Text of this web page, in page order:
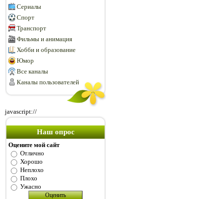
Сериалы
Спорт
Транспорт
Фильмы и анимация
Хобби и образование
Юмор
Все каналы
Каналы пользователей
javascript://
Наш опрос
Оцените мой сайт
Отлично
Хорошо
Неплохо
Плохо
Ужасно